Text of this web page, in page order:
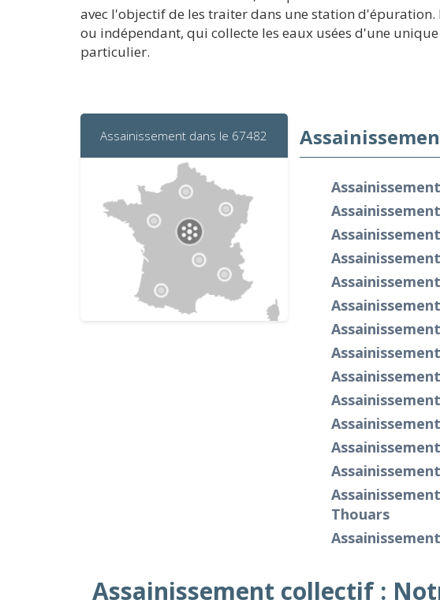
avec l'objectif de les traiter dans une station
ou indépendant, qui collecte les eaux usées d'une
particulier.
Assainissement dans le 67482
Thouars
Assainissement collectif :